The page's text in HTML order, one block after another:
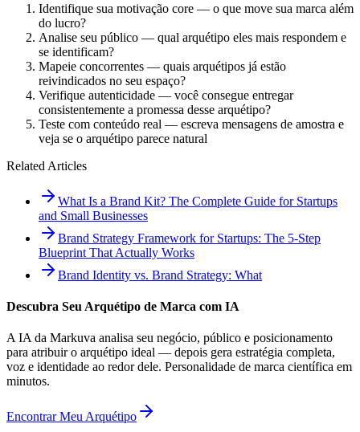
Identifique sua motivação core — o que move sua marca além
do lucro?
Analise seu público — qual arquétipo eles mais respondem e
se identificam?
Mapeie concorrentes — quais arquétipos já estão
reivindicados no seu espaço?
Verifique autenticidade — você consegue entregar
consistentemente a promessa desse arquétipo?
Teste com conteúdo real — escreva mensagens de amostra e
veja se o arquétipo parece natural
Related Articles
What Is a Brand Kit? The Complete Guide for Startups
and Small Businesses
Brand Strategy Framework for Startups: The 5-Step
Blueprint That Actually Works
Brand Identity vs. Brand Strategy: What
Descubra Seu Arquétipo de Marca com IA
A IA da Markuva analisa seu negócio, público e posicionamento
para atribuir o arquétipo ideal — depois gera estratégia completa,
voz e identidade ao redor dele. Personalidade de marca científica em
minutos.
Encontrar Meu Arquétipo